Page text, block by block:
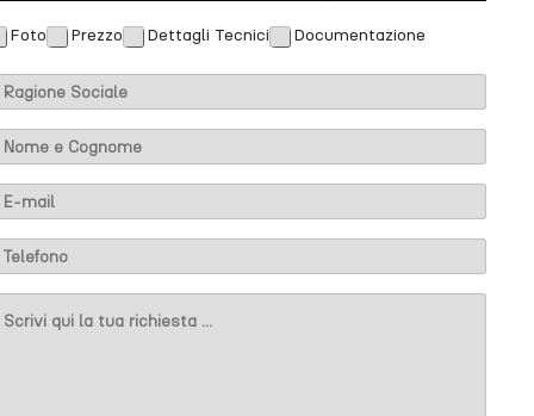
Foto Prezzo Dettagli Tecnici Documentazione